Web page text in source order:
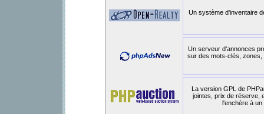
Un système d'inventaire
Un serveur d'annonces
sur des mots-clés, zones,
La version GPL de
jointes, prix de réserve,
l'enchère à